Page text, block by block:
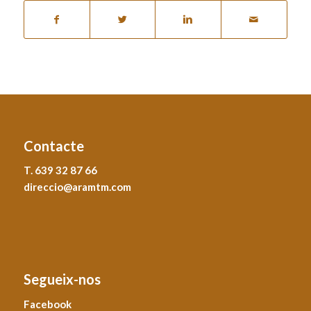
Contacte
T. 639 32 87 66
direccio@aramtm.com
Segueix-nos
Facebook